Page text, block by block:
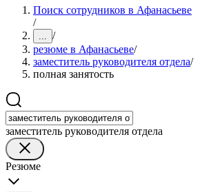
Поиск сотрудников в Афанасьеве
/
... /
резюме в Афанасьеве/
заместитель руководителя отдела/
полная занятость
заместитель руководителя отдела
Резюме